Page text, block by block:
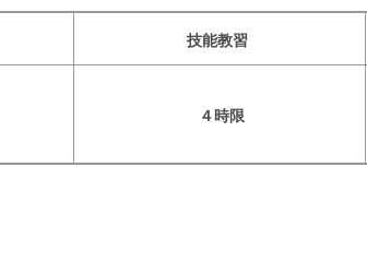
技能教習
４時限